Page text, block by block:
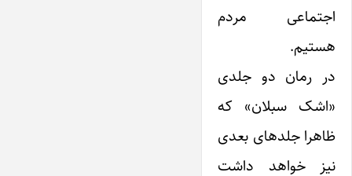
اجتماعی مردم
هستیم.
در رمان دو جلدی
«اشک سبلان» که
ظاهرا جلدهای بعدی
نیز خواهد داشت